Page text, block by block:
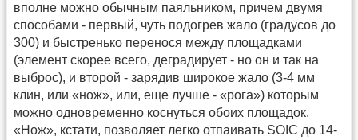
вполне можно обычным паяльником, причем двумя
способами - первый, чуть подогрев жало (градусов до
300) и быстренько перенося между площадками
(элемент скорее всего, деградирует - но он и так на
выброс), и второй - зарядив широкое жало (3-4 мм
клин, или «нож», или, еще лучше - «рога») которым
можно одновременно коснуться обоих площадок.
«Нож», кстати, позволяет легко отпаивать SOIC до 14-